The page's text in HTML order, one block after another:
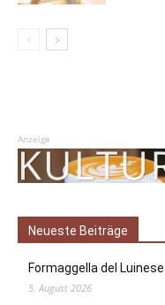
Anzeige
Neueste Beiträge
Formaggella del
5. August 2026